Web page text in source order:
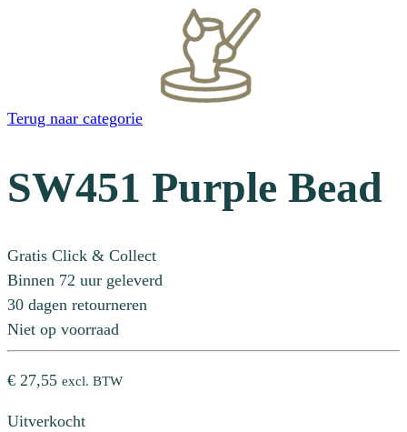
Terug naar categorie
SW451 Purple Bead
Gratis Click & Collect
Binnen 72 uur geleverd
30 dagen retourneren
Niet op voorraad
€ 27,55 excl. BTW
Uitverkocht